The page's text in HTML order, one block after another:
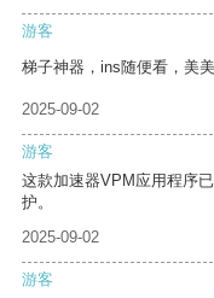
游客
梯子神器，ins随便看，美美
2025-09-02
游客
这款加速器VPM应用程序
护。
2025-09-02
游客